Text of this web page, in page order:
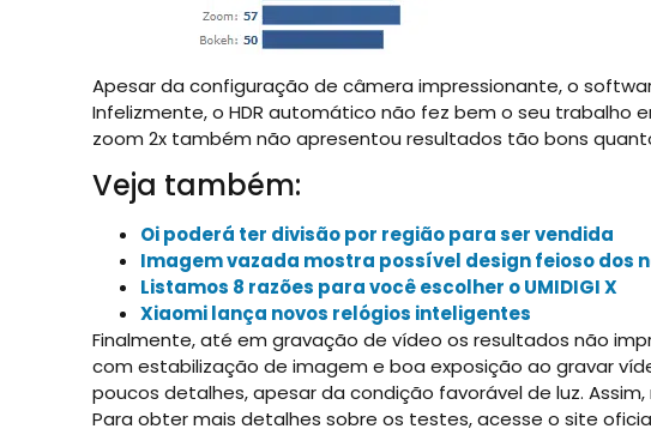
Apesar da configuração de câmera impressionante, o
Infelizmente, o HDR automático não fez bem o seu trabalho
zoom 2x também não apresentou resultados tão bons
Veja também:
Oi poderá ter divisão por região para ser vendida
Imagem vazada mostra possível design feioso dos
Listamos 8 razões para você escolher o UMIDIGI X
Xiaomi lança novos relógios inteligentes
Finalmente, até em gravação de vídeo os resultados não
com estabilização de imagem e boa exposição ao gravar
poucos detalhes, apesar da condição favorável de luz.
Para obter mais detalhes sobre os testes, acesse o site oficial